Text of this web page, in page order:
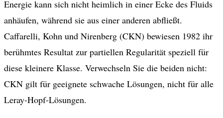
Energie kann sich nicht heimlich in einer Ecke des Fluids
anhäufen, während sie aus einer anderen abfließt.
Caffarelli, Kohn und Nirenberg (CKN) bewiesen 1982 ihr
berühmtes Resultat zur partiellen Regularität speziell für
diese kleinere Klasse. Verwechseln Sie die beiden nicht:
CKN gilt für geeignete schwache Lösungen, nicht für alle
Leray-Hopf-Lösungen.